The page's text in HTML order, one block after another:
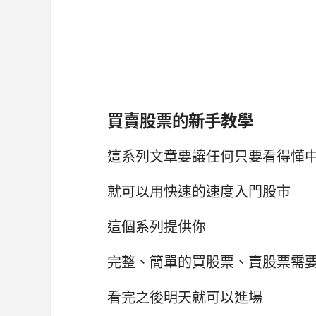
買賣股票的新手教學
這系列文章要讓任何只要看得懂
就可以用快速的速度入門股市
這個系列提供你
完整、簡單的買股票、賣股票需
看完之後明天就可以進場